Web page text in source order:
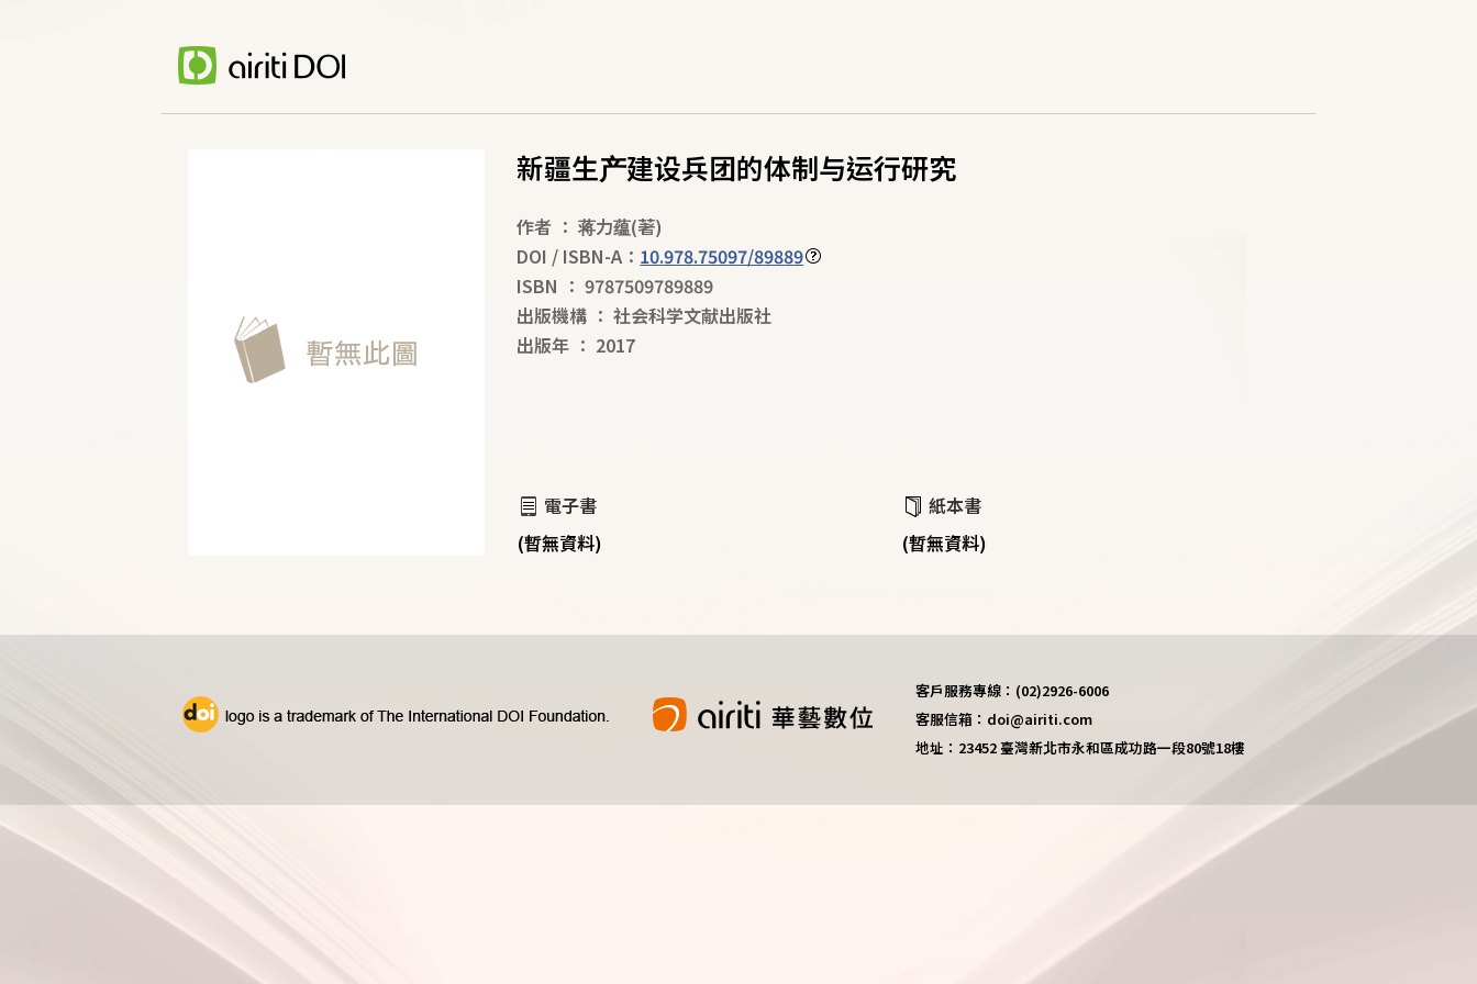
新疆生产建设兵团的体制与运行研究
作者 ： 蒋力蕴(著)
DOI / ISBN-A： 10.978.75097/89889
ISBN ： 9787509789889
出版機構 ： 社会科学文献出版社
出版年 ： 2017
電子書
(暫無資料)
紙本書
(暫無資料)
客戶服務專線：(02)2926-6006
客服信箱：doi@airiti.com
地址：23452 臺灣新北市永和區成功路一段80號18樓